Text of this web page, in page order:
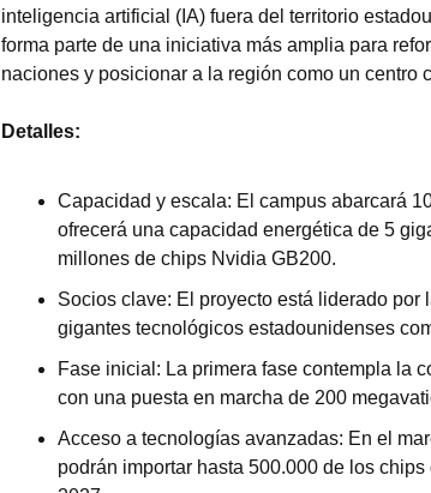
inteligencia artificial (IA) fuera del territorio
forma parte de una iniciativa más amplia para
naciones y posicionar a la región como un centro
Detalles:
Capacidad y escala: El campus abarcará
ofrecerá una capacidad energética de 5
millones de chips Nvidia GB200.
Socios clave: El proyecto está liderado
gigantes tecnológicos estadounidenses
Fase inicial: La primera fase contempla la
con una puesta en marcha de 200
Acceso a tecnologías avanzadas: En el
podrán importar hasta 500.000 de los